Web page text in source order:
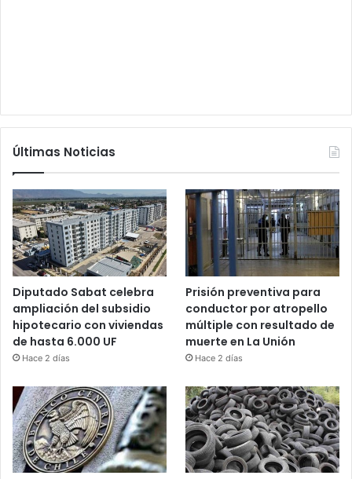
Últimas Noticias
Diputado Sabat celebra
ampliación del subsidio
hipotecario con viviendas
de hasta 6.000 UF
Hace 2 días
Prisión preventiva para
conductor por atropello
múltiple con resultado de
muerte en La Unión
Hace 2 días